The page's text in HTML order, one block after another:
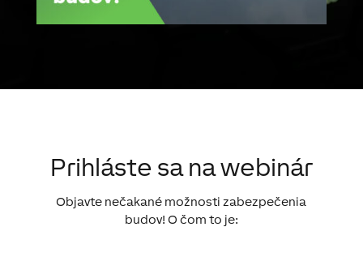
Prihláste sa na webinár
Objavte nečakané možnosti zabezpečenia
budov! O čom to je: